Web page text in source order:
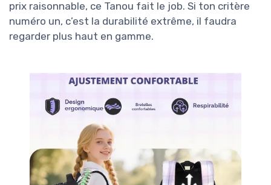
prix raisonnable, ce Tanou fait le job. Si ton critère
numéro un, c’est la durabilité extrême, il faudra
regarder plus haut en gamme.